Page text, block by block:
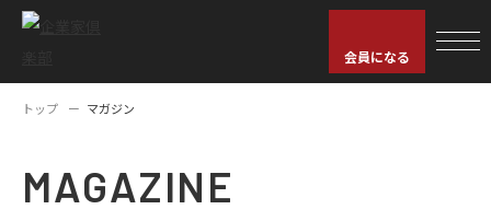
会員になる
トップ マガジン
MAGAZINE